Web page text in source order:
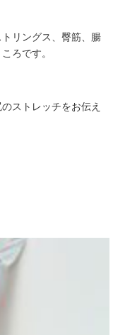
リングス、臀筋、腸
ろです。
ストレッチをお伝え